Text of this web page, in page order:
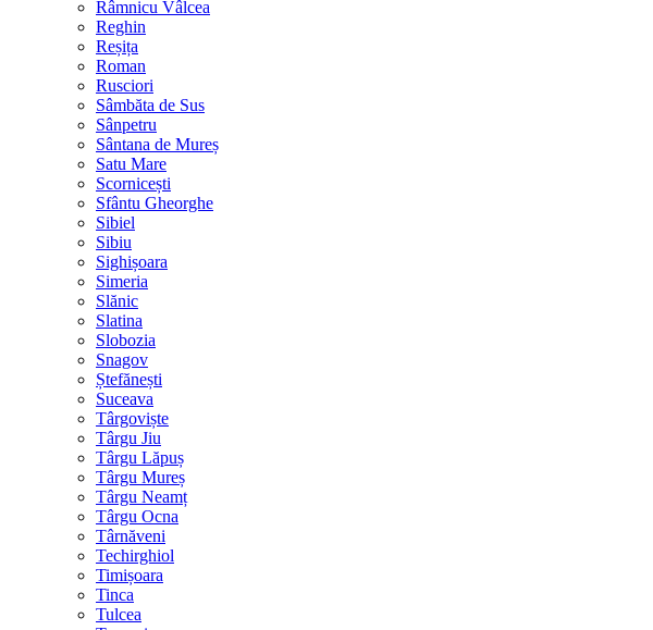
Râmnicu Vâlcea
Reghin
Reșița
Roman
Rusciori
Sâmbăta de Sus
Sânpetru
Sântana de Mureș
Satu Mare
Scornicești
Sfântu Gheorghe
Sibiel
Sibiu
Sighișoara
Simeria
Slănic
Slatina
Slobozia
Snagov
Ștefănești
Suceava
Târgoviște
Târgu Jiu
Târgu Lăpuș
Târgu Mureș
Târgu Neamț
Târgu Ocna
Târnăveni
Techirghiol
Timișoara
Tinca
Tulcea